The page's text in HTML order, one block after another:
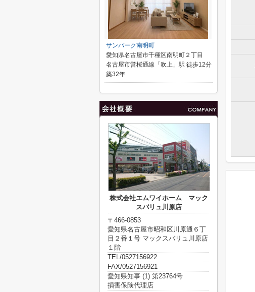
サンパーク南明町
愛知県名古屋市千種区南明町２丁目
名古屋市営桜通線「吹上」駅 徒歩12分
築32年
株式会社エムワイホーム マック
スバリュ川原店
〒466-0853
愛知県名古屋市昭和区川原通６丁
目２番１号 マックスバリュ川原店
１階
TEL/0527156922
FAX/0527156921
愛知県知事 (1) 第23764号
損害保険代理店